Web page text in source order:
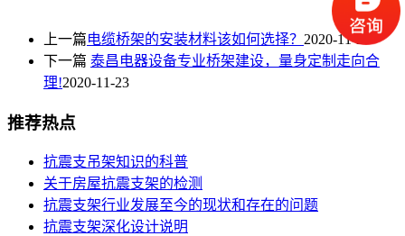
上一篇电缆桥架的安装材料该如何选择？ 2020-11-20
下一篇 泰昌电器设备专业桥架建设，量身定制走向合
理!2020-11-23
推荐热点
抗震支吊架知识的科普
关于房屋抗震支架的检测
抗震支架行业发展至今的现状和存在的问题
抗震支架深化设计说明